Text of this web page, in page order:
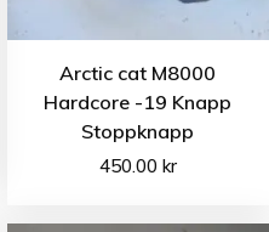
Arctic cat M8000
Hardcore -19 Knapp
Stoppknapp
450.00 kr